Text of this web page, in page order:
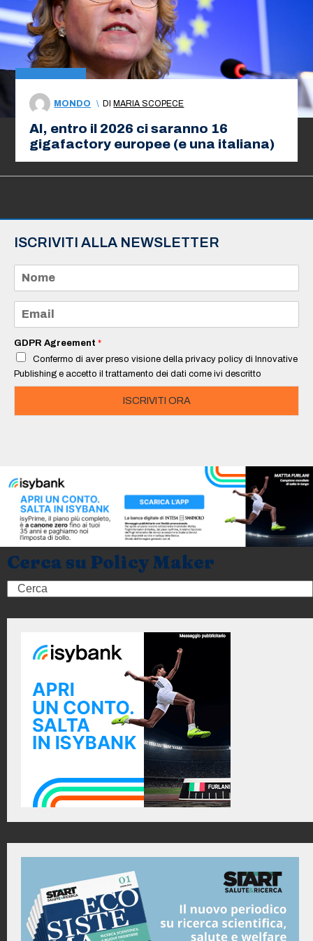
MONDO \ DIMARIA SCOPECE
AI, entro il 2026 ci saranno 16
gigafactory europee (e una italiana)
ISCRIVITI ALLA NEWSLETTER
m
e
a
i
*
GDPR Agreement *
Confermo di aver preso visione della privacy policy di Innovative
Publishing e accetto il trattamento dei dati come ivi descritto
ISCRIVITI ORA
Cerca su Policy Maker
Search